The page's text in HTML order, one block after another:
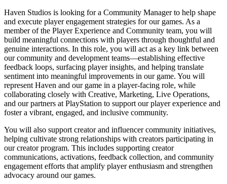
Haven Studios is looking for a Community Manager to help shape
and execute player engagement strategies for our games. As a
member of the Player Experience and Community team, you will
build meaningful connections with players through thoughtful and
genuine interactions. In this role, you will act as a key link between
our community and development teams—establishing effective
feedback loops, surfacing player insights, and helping translate
sentiment into meaningful improvements in our game. You will
represent Haven and our game in a player-facing role, while
collaborating closely with Creative, Marketing, Live Operations,
and our partners at PlayStation to support our player experience and
foster a vibrant, engaged, and inclusive community.
You will also support creator and influencer community initiatives,
helping cultivate strong relationships with creators participating in
our creator program. This includes supporting creator
communications, activations, feedback collection, and community
engagement efforts that amplify player enthusiasm and strengthen
advocacy around our games.